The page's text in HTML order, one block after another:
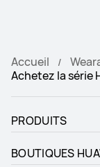
Accueil
Achetez la série
PRODUITS
BOUTIQUES